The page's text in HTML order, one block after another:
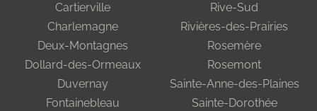
Cartierville
Charlemagne
Deux-Montagnes
Dollard-des-Ormeaux
Duvernay
Fontainebleau
Rive-Sud
Rivières-des-Prairies
Rosemère
Rosemont
Sainte-Anne-des-Plaines
Sainte-Dorothée